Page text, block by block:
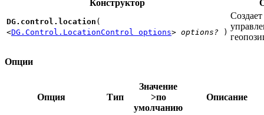
Конструктор
DG.control.location (
<DG.Control.LocationControl options> options? )
Опции
Опция Тип
Значение
>по
умолчанию
Описание